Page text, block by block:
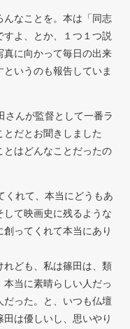
んなことを。本は「同志
よ、とか、１つ１つ説
真に向かって毎日の出来
いうのも報告していま
さんが監督として一番ラ
だとお聞きしました
はどんなことだったの
くれて、本当にどうもあ
して映画史に残るような
ってくれて本当にあり
れども、私は篠田は、類
当に素晴らしい人だっ
った。と、いつも仏壇
は優しいし、思いやり